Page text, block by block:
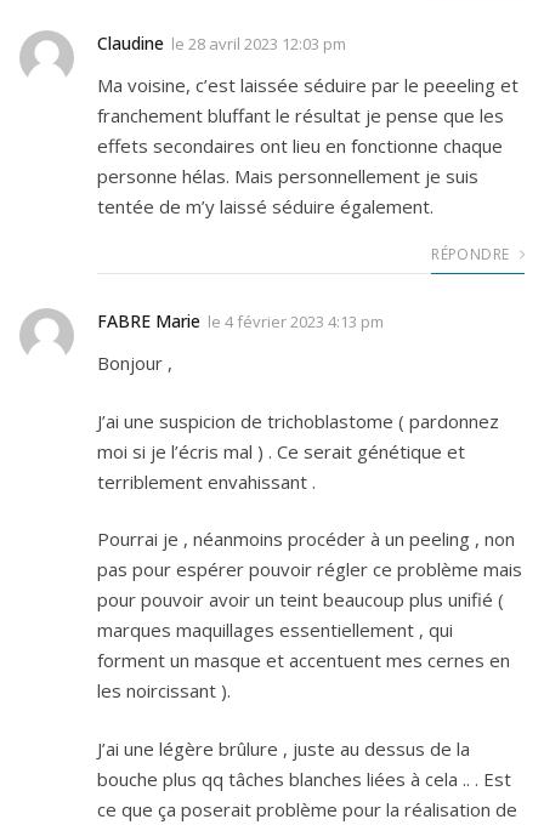
Claudine le 28 avril 2023 12:03 pm
Ma voisine, c’est laissée séduire par le peeeling et
franchement bluffant le résultat je pense que les
effets secondaires ont lieu en fonctionne chaque
personne hélas. Mais personnellement je suis
tentée de m’y laissé séduire également.
RÉPONDRE
FABRE Marie le 4 février 2023 4:13 pm
Bonjour ,
J’ai une suspicion de trichoblastome ( pardonnez
moi si je l’écris mal ) . Ce serait génétique et
terriblement envahissant .
Pourrai je , néanmoins procéder à un peeling , non
pas pour espérer pouvoir régler ce problème mais
pour pouvoir avoir un teint beaucoup plus unifié (
marques maquillages essentiellement , qui
forment un masque et accentuent mes cernes en
les noircissant ).
J’ai une légère brûlure , juste au dessus de la
bouche plus qq tâches blanches liées à cela .. . Est
ce que ça poserait problème pour la réalisation de